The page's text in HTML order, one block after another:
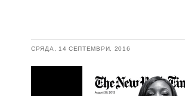
СРЯДА, 14 СЕПТЕМВРИ, 2016